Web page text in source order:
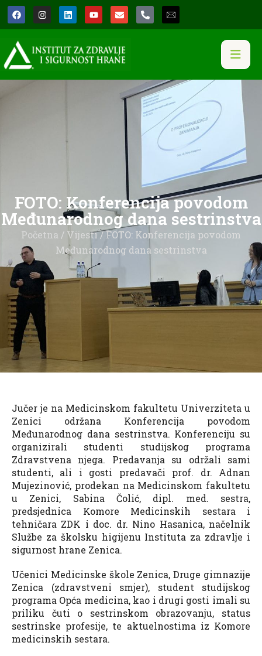
FOTO: Konferencija povodom
Međunarodnog dana sestrinstva
Početna / Vijesti/ FOTO: Konferencija povodom
Međunarodnog dana sestrinstva
Jučer je na Medicinskom fakultetu Univerziteta u
Zenici održana Konferencija povodom
Međunarodnog dana sestrinstva. Konferenciju su
organizirali studenti studijskog programa
Zdravstvena njega. Predavanja su održali sami
studenti, ali i gosti predavači prof. dr. Adnan
Mujezinović, prodekan na Medicinskom fakultetu
u Zenici, Sabina Čolić, dipl. med. sestra,
predsjednica Komore Medicinskih sestara i
tehničara ZDK i doc. dr. Nino Hasanica, načelnik
Službe za školsku higijenu Instituta za zdravlje i
sigurnost hrane Zenica.
Učenici Medicinske škole Zenica, Druge gimnazije
Zenica (zdravstveni smjer), student studijskog
programa Opća medicina, kao i drugi gosti imali su
priliku čuti o sestrinskom obrazovanju, status
sestrinske profesije, te aktuelnostima iz Komore
medicinskih sestara.